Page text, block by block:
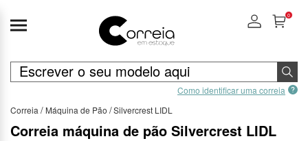
Como identificar uma correia
0
Correia Máquina de Pão Silvercrest LIDL
Correia máquina de pão Silvercrest LIDL